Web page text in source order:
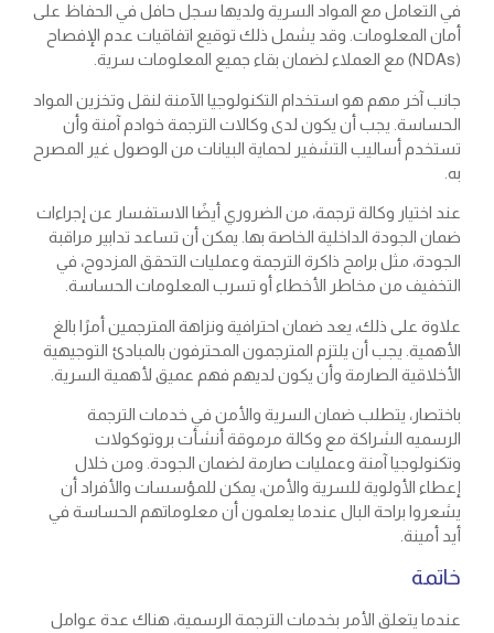
في التعامل مع المواد السرية ولديها سجل حافل في الحفاظ على
أمان المعلومات. وقد يشمل ذلك توقيع اتفاقيات عدم الإفصاح
(NDAs) مع العملاء لضمان بقاء جميع المعلومات سرية.
جانب آخر مهم هو استخدام التكنولوجيا الآمنة لنقل وتخزين المواد
الحساسة. يجب أن يكون لدى وكالات الترجمة خوادم آمنة وأن
تستخدم أساليب التشفير لحماية البيانات من الوصول غير المصرح
به.
عند اختيار وكالة ترجمة، من الضروري أيضًا الاستفسار عن إجراءات
ضمان الجودة الداخلية الخاصة بها. يمكن أن تساعد تدابير مراقبة
الجودة، مثل برامج ذاكرة الترجمة وعمليات التحقق المزدوج، في
التخفيف من مخاطر الأخطاء أو تسرب المعلومات الحساسة.
علاوة على ذلك، يعد ضمان احترافية ونزاهة المترجمين أمرًا بالغ
الأهمية. يجب أن يلتزم المترجمون المحترفون بالمبادئ التوجيهية
الأخلاقية الصارمة وأن يكون لديهم فهم عميق لأهمية السرية.
باختصار، يتطلب ضمان السرية والأمن في خدمات الترجمة
الرسميه الشراكة مع وكالة مرموقة أنشأت بروتوكولات
وتكنولوجيا آمنة وعمليات صارمة لضمان الجودة. ومن خلال
إعطاء الأولوية للسرية والأمن، يمكن للمؤسسات والأفراد أن
يشعروا براحة البال عندما يعلمون أن معلوماتهم الحساسة في
أيد أمينة.
خاتمة
عندما يتعلق الأمر بخدمات الترجمة الرسمية، هناك عدة عوامل